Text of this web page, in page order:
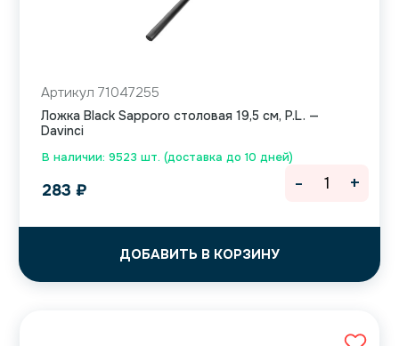
В наличии: 9523 шт. (доставка до 10 дней)
Артикул 71047255
Ложка Black Sapporo столовая 19,5 см, P.L. —
Davinci
283 ₽
ДОБАВИТЬ В КОРЗИНУ
- +